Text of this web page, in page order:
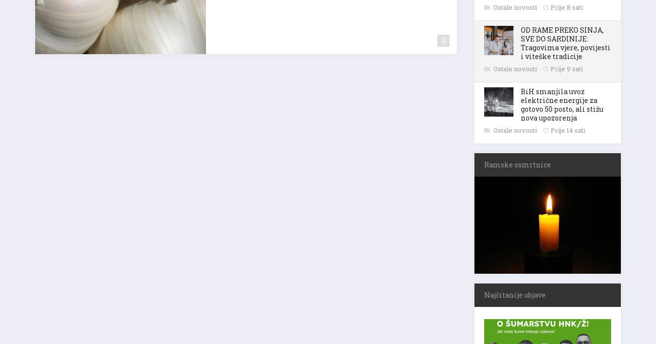
Ostale novosti Prije 8 sati
OD RAME PREKO SINJA,
SVE DO SARDINIJE:
Tragovima vjere, povijesti
i viteške tradicije
Ostale novosti Prije 9 sati
BiH smanjila uvoz
električne energije za
gotovo 50 posto, ali stižu
nova upozorenja
Ostale novosti Prije 14 sati
Ramske osmrtnice
Najčitanije objave